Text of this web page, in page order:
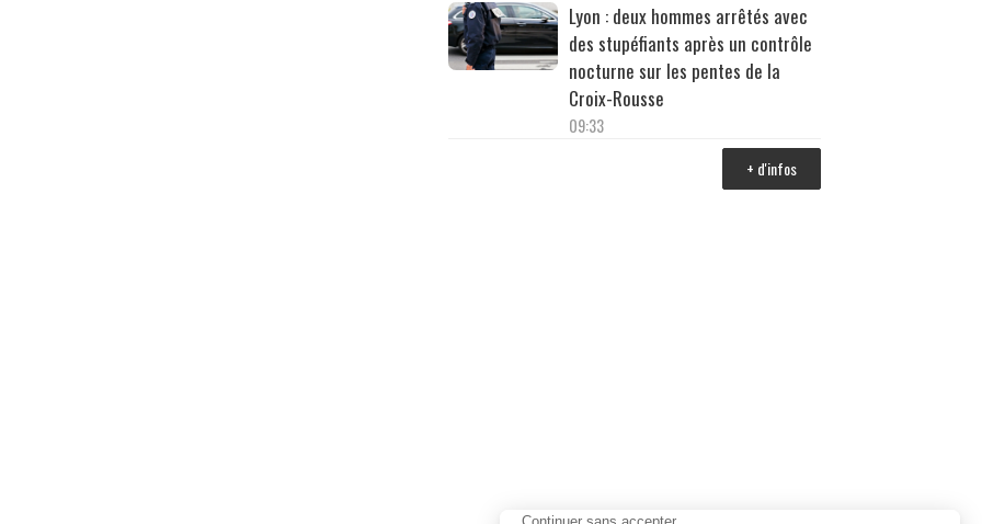
Lyon : deux hommes arrêtés avec
des stupéfiants après un contrôle
nocturne sur les pentes de la
Croix-Rousse
09:33
+ d'infos